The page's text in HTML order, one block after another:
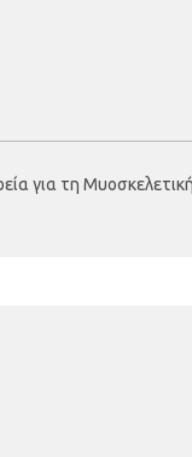
για τη